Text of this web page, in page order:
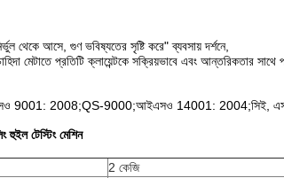
থেকে আসে, গুণ ভবিষ্যতের সৃষ্টি করে" ব্যবসায় দর্শনে,
চাহিদা মেটাতে প্রতিটি ক্লায়েন্টকে সক্রিয়ভাবে এবং আন্তরিকতার
2008;QS-9000;আইএসও 14001: 2004;সিই,
হুইল টেস্টিং মেশিন
2 কেজি